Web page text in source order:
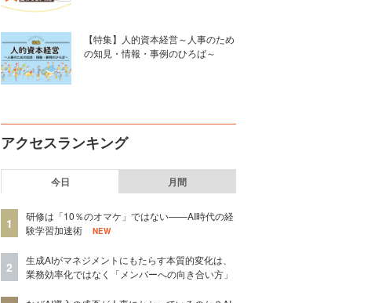
【特集】人的資本経営～人事のため
の知見・情報・事例のひろば～
アクセスランキング
今日 月間
1
研修は「10％のオマケ」ではない——AI時代の経
験学習加速術
NEW
2
生成AIがマネジメントにもたらす本質的変化は、
業務効率化ではなく「メンバーへの向き合い方」